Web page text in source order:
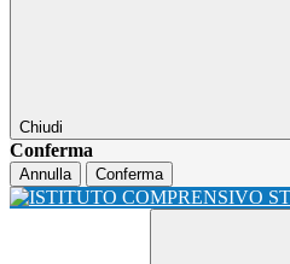
Chiudi
Conferma
Annulla Conferma